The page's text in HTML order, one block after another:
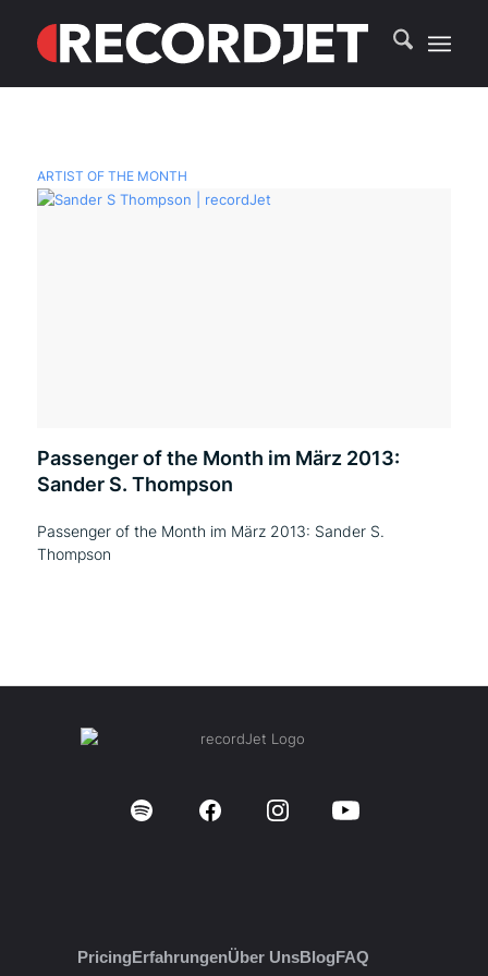
ARTIST OF THE MONTH
Passenger of the Month im März 2013:
Sander S. Thompson
Passenger of the Month im März 2013: Sander S.
Thompson
PricingErfahrungenÜber UnsBlogFAQ